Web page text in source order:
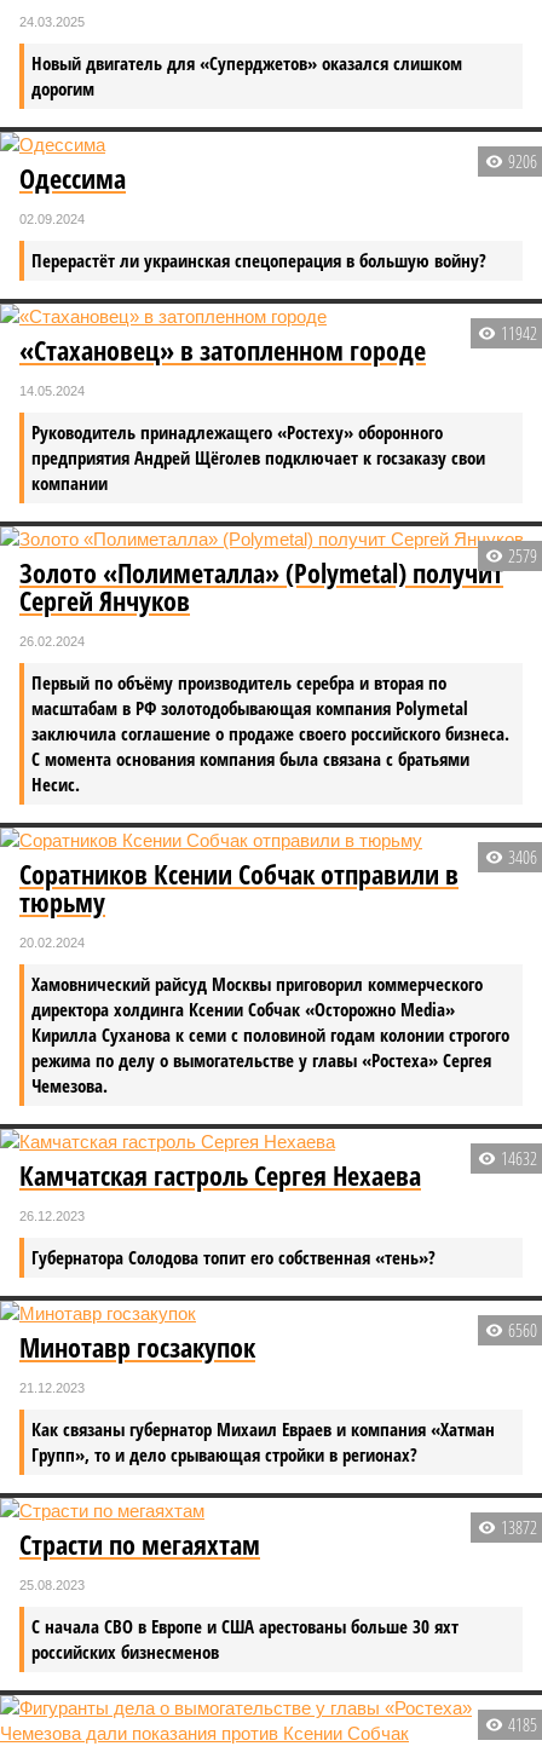
24.03.2025
Новый двигатель для «Суперджетов» оказался слишком
дорогим
9206
Одессима
02.09.2024
Перерастёт ли украинская спецоперация в большую войну?
11942
«Стахановец» в затопленном городе
14.05.2024
Руководитель принадлежащего «Ростеху» оборонного
предприятия Андрей Щёголев подключает к госзаказу свои
компании
2579
Золото «Полиметалла» (Polymetal) получит
Сергей Янчуков
26.02.2024
Первый по объёму производитель серебра и вторая по
масштабам в РФ золотодобывающая компания Polymetal
заключила соглашение о продаже своего российского бизнеса.
С момента основания компания была связана с братьями
Несис.
3406
Соратников Ксении Собчак отправили в
тюрьму
20.02.2024
Хамовнический райсуд Москвы приговорил коммерческого
директора холдинга Ксении Собчак «Осторожно Media»
Кирилла Суханова к семи с половиной годам колонии строгого
режима по делу о вымогательстве у главы «Ростеха» Сергея
Чемезова.
14632
Камчатская гастроль Сергея Нехаева
26.12.2023
Губернатора Солодова топит его собственная «тень»?
6560
Минотавр госзакупок
21.12.2023
Как связаны губернатор Михаил Евраев и компания «Хатман
Групп», то и дело срывающая стройки в регионах?
13872
Страсти по мегаяхтам
25.08.2023
С начала СВО в Европе и США арестованы больше 30 яхт
российских бизнесменов
4185